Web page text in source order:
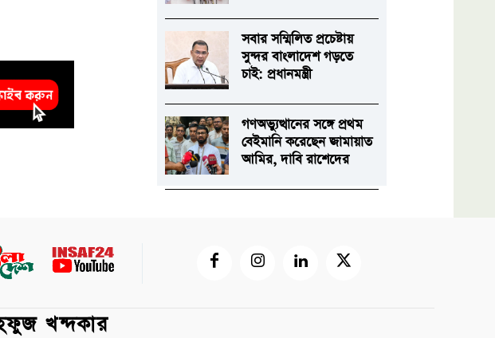
সবার সম্মিলিত প্রচেষ্টায়
সুন্দর বাংলাদেশ গড়তে
চাই: প্রধানমন্ত্রী
গণঅভ্যুত্থানের সঙ্গে প্রথম
বেইমানি করেছেন জামায়াত
আমির, দাবি রাশেদের
খন্দকার